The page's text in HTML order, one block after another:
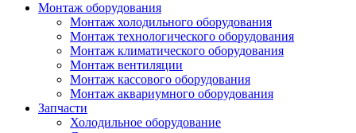
Монтаж оборудования
Монтаж холодильного оборудования
Монтаж технологического оборудования
Монтаж климатического оборудования
Монтаж вентиляции
Монтаж кассового оборудования
Монтаж аквариумного оборудования
Запчасти
Холодильное оборудование